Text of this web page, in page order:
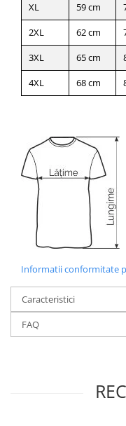
XL
59 cm
2XL
62 cm
3XL
65 cm
4XL
68 cm
Informatii conformitate
Caracteristici
FAQ